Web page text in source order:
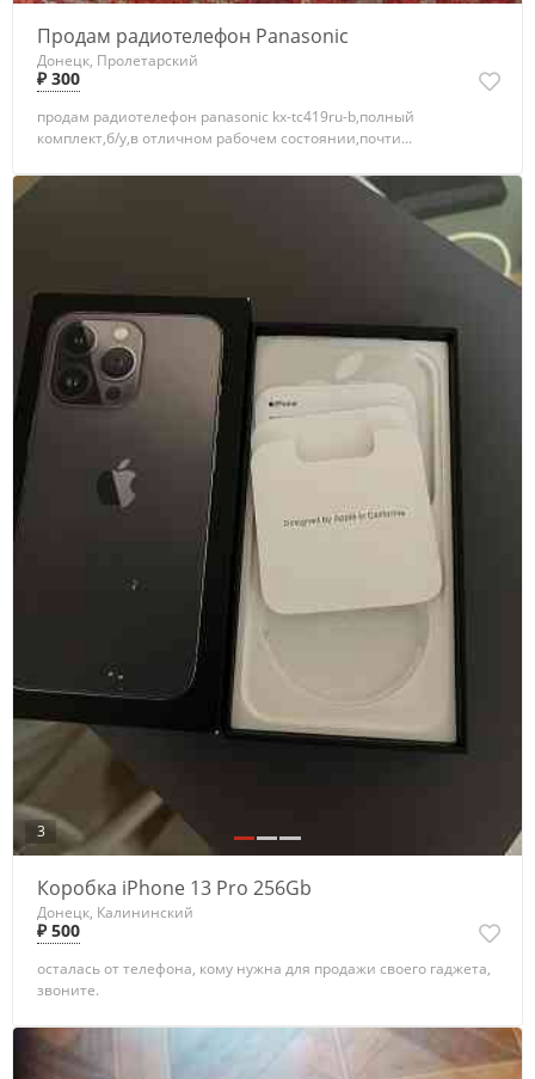
Продам радиотелефон Panasonic
Донецк, Пролетарский
₽ 300
продам радиотелефон panasonic kx-tc419ru-b,полный
комплект,б/у,в отличном рабочем состоянии,почти...
3
Коробка iPhone 13 Pro 256Gb
Донецк, Калининский
₽ 500
осталась от телефона, кому нужна для продажи своего гаджета,
звоните.